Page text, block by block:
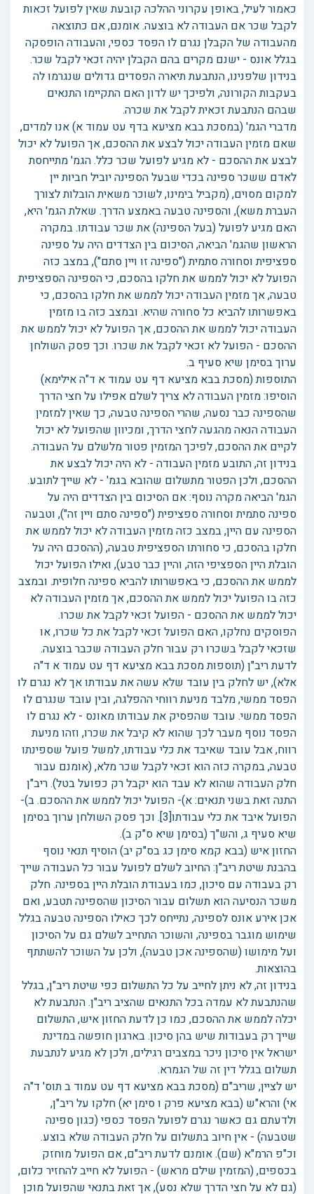
כאמור לעיל, באופן עקרוני ההלכה קובעת שאין לפועל זכאות
לקבל שכר אם העבודה לא בוצעה. אומנם, אם כתוצאה
מהעבודה של הקבלן נגרם לו הפסד כספי, והעבודה הופסקה
בגלל אונס - ישנם מקרים בהם הקבלן יהיה זכאי לקבל שכר.
בנידון שלפנינו, הנתבעת תיארה הפסדים גדולים שנגרמו לה
בעקבות הקורונה, ולפיכך יש לדון האם התקיימו התנאים
שבהם הנתבעת זכאית לקבל את שכרה.
מדברי הגמ' (במסכת בבא מציעא בדף עט עמוד א) אנו למדים,
שאם מזמין העבודה יכול לבצע את ההסכם, אך הפועל לא יכול
לבצע את ההסכם - לא מגיע לפועל שכר כלל. הגמ' מתייחסת
לאדם ששכר ספינה בכדי שבעל הספינה יוביל חביות יין
למקום מסוים, (מקביל בימינו, לשוכר משאית הובלות לצורך
העברת משא), והספינה טבעה באמצע הדרך. שאלת הגמ' היא,
האם מגיע לפועל (בעל הספינה) את שכר עבודתו. במקרה
הראשון שהגמ' הביאה, הסיכום בין הצדדים היה על ספינה
ספציפית וסחורה סתמית ("ספינה זו ויין סתם"), במצב כזה
הפועל לא יכול לממש את חלקו בהסכם, כי הספינה הספציפית
טבעה, אך מזמין העבודה יכול לממש את חלקו בהסכם, כי
באפשרותו להביא כל סחורה שהיא. ובמצב כזה בו מזמין
העבודה יכול לממש את ההסכם, אך הפועל לא יכול לממש את
ההסכם - הפועל לא זכאי לקבל את שכרו. וכך פסק השולחן
ערוך בסימן שיא סעיף ב.
התוספות (מסכת בבא מציעא דף עט עמוד א ד"ה אילימא)
הוסיפו: מזמין העבודה לא צריך לשלם אפילו על חצי הדרך
שהספינה כבר נסעה, שהרי הספינה טבעה, כך שאין למזמין
העבודה הנאה מהגעה לחצי הדרך, ומכיוון שהפועל לא יכול
לקיים את ההסכם, לפיכך המזמין פטור מלשלם על העבודה.
בנידון זה, התובע מזמין העבודה - לא היה יכול לבצע את
ההסכם, ולכן הפטור מתשלום שהובא בגמ' - לא שייך לתובע.
הגמ' הביאה מקרה נוסף: אם הסיכום בין הצדדים היה על
ספינה סתמית וסחורה ספציפית ("ספינה סתם ויין זה"), וטבעה
הספינה עם היין, במצב כזה מזמין העבודה לא יכול לממש את
חלקו בהסכם, כי סחורתו הספציפית טבעה, (ההסכם היה על
הובלת היין הספציפי הזה, והיין כבר טבע), ואילו הפועל יכול
לממש את ההסכם, כי באפשרותו להביא ספינה חלופית. ובמצב
כזה בו הפועל יכול לממש את ההסכם, אך מזמין העבודה לא
יכול לממש את ההסכם - הפועל זכאי לקבל את שכרו.
הפוסקים נחלקו, האם הפועל זכאי לקבל את כל שכרו, או
שזכאי לקבל בשכרו רק עבור חלק העבודה שכבר בוצעה.
לדעת ריב"ן (תוספות מסכת בבא מציעא דף עט עמוד א ד"ה
אלא), יש לחלק בין עובד שלא עשה את עבודתו אך לא נגרם לו
הפסד ממשי, מלבד מניעת רווחי ההפלגה, ובין עובד שנגרם לו
הפסד ממשי. עובד שהפסיק את עבודתו מאונס - לא נגרם לו
הפסד נוסף מעבר לכך שהוא לא קיבל את שכרו, וזהו מניעת
רווח, אבל עובד שאיבד את כלי עבודתו, למשל פועל שספינתו
טבעה, במקרה כזה הוא זכאי לקבל שכר מלא, (אומנם עבור
חלק העבודה שהוא לא עבד הוא יקבל רק כפועל בטל). ריב"ן
התנה זאת בשני תנאים: א)- הפועל יכול לממש את ההסכם. ב)-
הפועל איבד את כלי עבודתו[3]. וכך פסק השולחן ערוך בסימן
שיא סעיף ג, והש"ך (בסימן שיא ס"ק ב).
החזון איש (בבא קמא סימן כג בס"ק יב) הוסיף תנאי נוסף
בהבנת שיטת ריב"ן: החיוב לשלם לפועל עבור כל העבודה שייך
רק בעבודה עם סיכון, כמו בעבודת הובלת היין בספינה. חלק
משכר הנסיעה הוא תשלום עבור הסיכון שהספינה תטבע, ואם
אכן אירע אונס לספינה, נתייחס לכך כאילו הספינה טבעה בגלל
שימוש מוגבר בספינה, והשוכר התחייב לשלם גם על הסיכון
ועל מימושו (שהספינה אכן טבעה), ולכן על השוכר להשתתף
בהוצאות.
בנידון זה, לא ניתן לחייב על כל התשלום כפי שיטת ריב"ן, בגלל
שהנתבעת לא עמדה בכל התנאים שהציב ריב"ן. הנתבעת לא
יכלה לממש את ההסכם, כמו כן לדעת החזון איש, התשלום
שייך רק בעבודות שיש בהן סיכון. בארגון חופשה במדינת
ישראל אין סיכון ניכר במצבים רגילים, ולכן לא מגיע לנתבעת
תשלום בגלל דין זה של הגמרא.
יש לציין, שריב"ם (מסכת בבא מציעא דף עט עמוד ב תוס' ד"ה
אי) והרא"ש (בבא מציעא פרק ו סימן יא) חלקו על ריב"ן,
ולדעתם גם כאשר נגרם לפועל הפסד כספי (כגון ספינה
שטבעה) - אין חיוב בתשלום על חלק העבודה שלא בוצע.
וכ"פ הרמ"א (שם). אומנם לדעת ריב"ם, אם הפועל מוחזק
בכספים, (המזמין שילם מראש) - הפועל לא חייב להחזיר כלום,
(גם לא על חצי הדרך שלא נסע), אך זאת בתנאי שהפועל מוכן